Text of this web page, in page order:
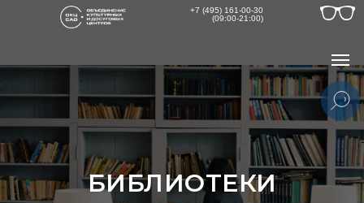
+7 (495) 161-00-30
(09:00-21:00)
БИБЛИОТЕКИ